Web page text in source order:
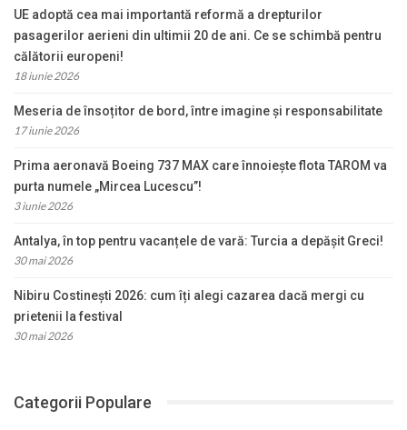
UE adoptă cea mai importantă reformă a drepturilor
pasagerilor aerieni din ultimii 20 de ani. Ce se schimbă pentru
călătorii europeni!
18 iunie 2026
Meseria de însoțitor de bord, între imagine și responsabilitate
17 iunie 2026
Prima aeronavă Boeing 737 MAX care înnoiește flota TAROM va
purta numele „Mircea Lucescu”!
3 iunie 2026
Antalya, în top pentru vacanțele de vară: Turcia a depășit Greci!
30 mai 2026
Nibiru Costinești 2026: cum îți alegi cazarea dacă mergi cu
prietenii la festival
30 mai 2026
Categorii Populare